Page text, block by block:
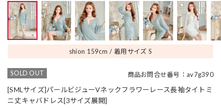
shion 159cm 着用サイズ S
SOLD OUT 商品お問合せ番号：av7g390
[SMLサイズ]パールビジューVネックフラワーレース長袖タイトミ
ニ丈キャバドレス[3サイズ展開]